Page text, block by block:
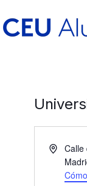
Dirección
Calle